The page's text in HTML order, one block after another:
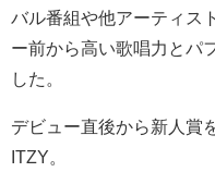
バル番組や他アーティス
ー前から高い歌唱力とパ
した。
デビュー直後から新人賞
ITZY